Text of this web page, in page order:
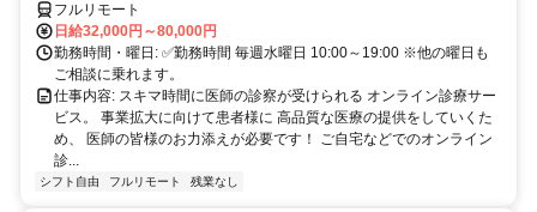
フルリモート
日給32,000円～80,000円
勤務時間・曜日: ✅勤務時間 毎週水曜日 10:00～19:00 ※他の曜日も
ご相談に乗れます。
仕事内容: スキマ時間に医師の診察が受けられる オンライン診療サー
ビス。 事業拡大に向けて患者様に 高品質な医療の提供をしていくた
め、 医師の皆様のお力添えが必要です！ ご自宅などでのオンライン
診...
シフト自由 フルリモート 残業なし